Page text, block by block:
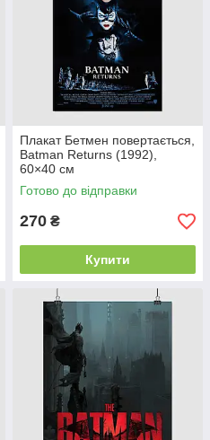
Плакат Бетмен повертається,
Batman Returns (1992),
60×40 см
Готово до відправки
270 ₴
Купити